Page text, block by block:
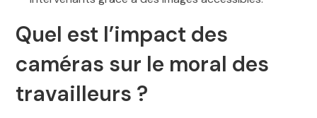
Quel est l’impact des
caméras sur le moral des
travailleurs ?